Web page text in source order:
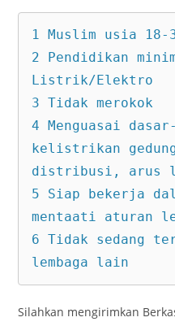
1 Muslim usia 18-
2 Pendidikan
Listrik/Elektro
3 Tidak merokok
4 Menguasai
kelistrikan
distribusi, arus
5 Siap bekerja
mentaati aturan
6 Tidak sedang
lembaga lain
Silahkan mengirimkan